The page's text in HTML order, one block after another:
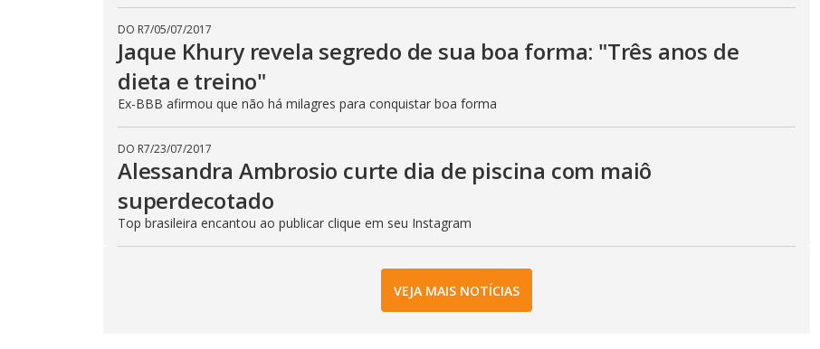
DO R7/05/07/2017
Jaque Khury revela segredo de sua boa forma: "Três anos de
dieta e treino"
Ex-BBB afirmou que não há milagres para conquistar boa forma
DO R7/23/07/2017
Alessandra Ambrosio curte dia de piscina com maiô
superdecotado
Top brasileira encantou ao publicar clique em seu Instagram
VEJA MAIS NOTÍCIAS